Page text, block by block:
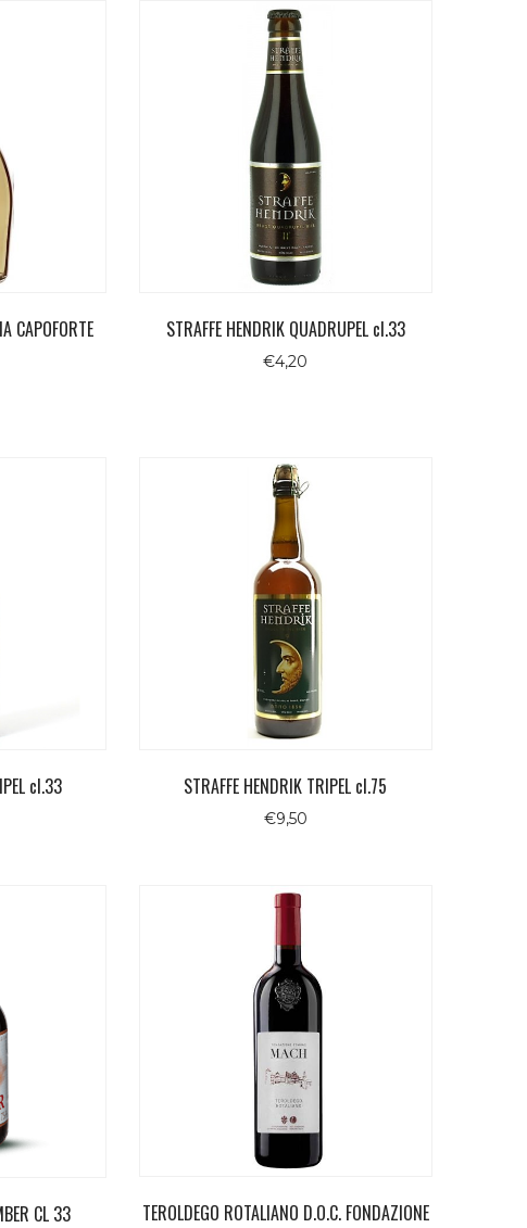
CAPOFORTE
STRAFFE HENDRIK QUADRUPEL cl.33
€4,20
cl.33 STRAFFE HENDRIK TRIPEL cl.75
€9,50
CL 33
TEROLDEGO ROTALIANO D.O.C. FONDAZIONE